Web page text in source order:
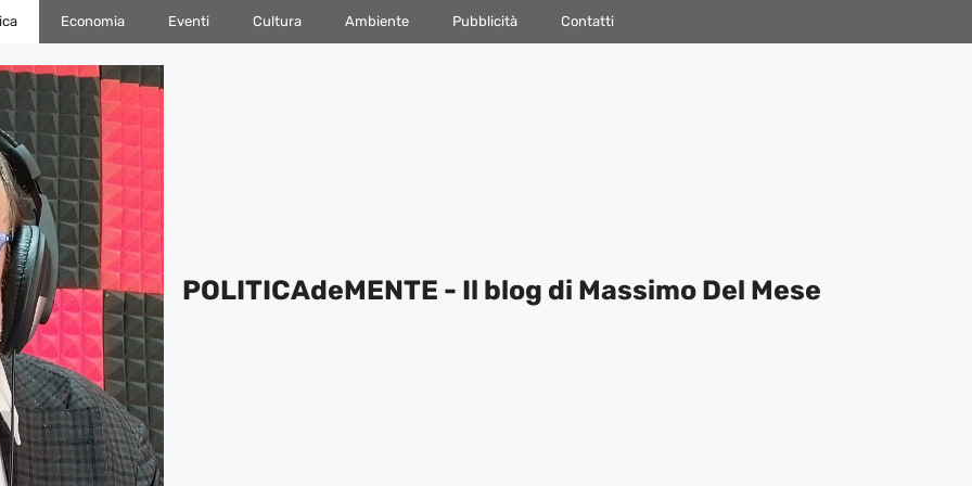
Economia Eventi Cultura Ambiente Pubblicità Contatti
POLITICAdeMENTE - Il blog di Massimo Del Mese